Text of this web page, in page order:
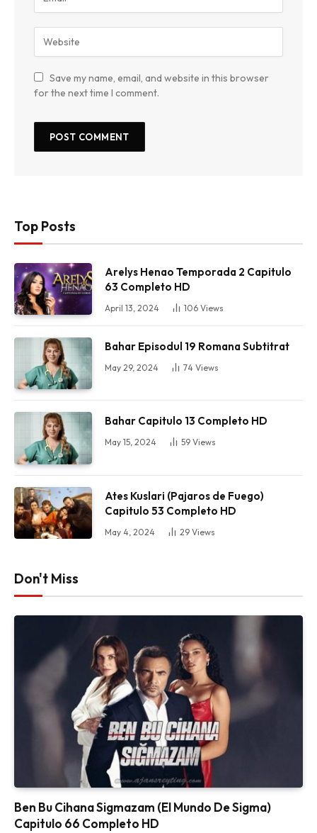
Save my name, email, and website in this browser
for the next time I comment.
Top Posts
Arelys Henao Temporada 2 Capitulo
63 Completo HD
April 13, 2024 106 Views
Bahar Episodul 19 Romana Subtitrat
May 29, 2024 74 Views
Bahar Capitulo 13 Completo HD
May 15, 2024 59 Views
Ates Kuslari (Pajaros de Fuego)
Capitulo 53 Completo HD
May 4, 2024 29 Views
Don't Miss
Ben Bu Cihana Sigmazam (El Mundo De Sigma)
Capitulo 66 Completo HD